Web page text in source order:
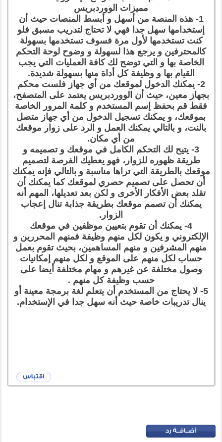
مميزات الووردبريس
1- هذه المنصة من أسهل و أبسط المنصات حيث أن
إستخدامها سهل جدا فهي لا تحتاج لتدريب مسبق فلو
كنت تستخدمها لأول مرة فسوف تستخدمها بسهولة
كالمحترفين و يرجع هذا لسهولة و وضوح لوحة التحكم
الخاصة بها و التي توضح لك كافة العمليات التي يجب
القيام بها و وظيفة كل أداة منها بسهولة شديدة.
2- يمكنك الدخول لموقعك من أي جهاز فلست محكم
بجهاز معين، حيث أن الووردبريس يعتمد على المتصفح،
فقط قم بحفظ إسم المستخدم و كلمة المرور الخاصة
بموقعك، و يمكنك تسجيل الدخول من أي جهاز متصل
بالنت، و بالتالي يمكنك العمل و الرد على زوار موقعك
من أي مكان.
3- يتيح لك التحكم الكامل في موقعك و تصميمه و
طريقة ظهوره للزوار، فهو يعطيك الفرصة لتصميم
موقعك بالطريقة التي تراها مناسبة و بالتالي فإنه يمكنك
أن تحصل على تصميم حصري لموقعك كما يمكنك أن
تقلد بعض الأفكار الأخرى و لكن بعد تعديلها، المهم أنه
يمكنك أن تصمم موقعك بطريقة جذابة تنال إعجاب
الزوار.
4- يمكنك أن تقوم بتعيين موظفين في موقعك
الإلكتروني و يكون لكل منهم وظيفة فمنهم المحررين و
منهم المشرفين و منهم المساهمين، بحيث تقوم بعمل
حساب لكل منهم على الموقع و لكل منهم إمكانيات
وصول مختلفة عن غيرهم و مهام مختلفة أيضا على
حسب وظيفة كل منهم .
5- لا يحتاج من المستخدم أن يتعلم لغة برمجة معينة أو
ينال تدريبات خاصة حيث أنه سهل جدا في الإستخدام.